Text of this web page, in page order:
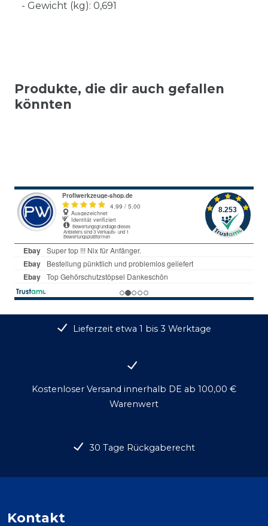
- Gewicht (kg): 0,691
Produkte, die dir auch gefallen
könnten
Lieferzeit etwa 1 bis 3 Werktage
Kostenloser Versand innerhalb DE ab 100,00 €
Warenwert
30 Tage Rückgaberecht
Kontakt